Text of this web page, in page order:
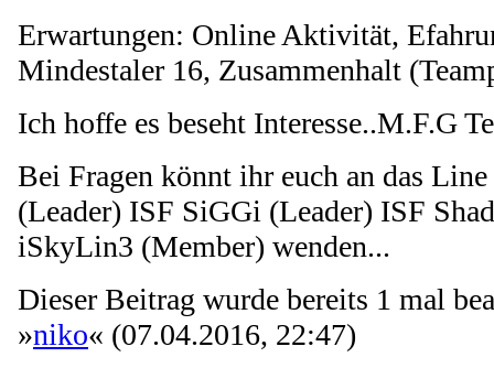
Erwartungen: Online Aktivität,
Mindestaler 16, Zusammenhalt
Ich hoffe es beseht Interesse..M.F.G
Bei Fragen könnt ihr euch an das
(Leader) ISF SiGGi (Leader) ISF
iSkyLin3 (Member) wenden...
Dieser Beitrag wurde bereits 1 mal
»niko« (07.04.2016, 22:47)